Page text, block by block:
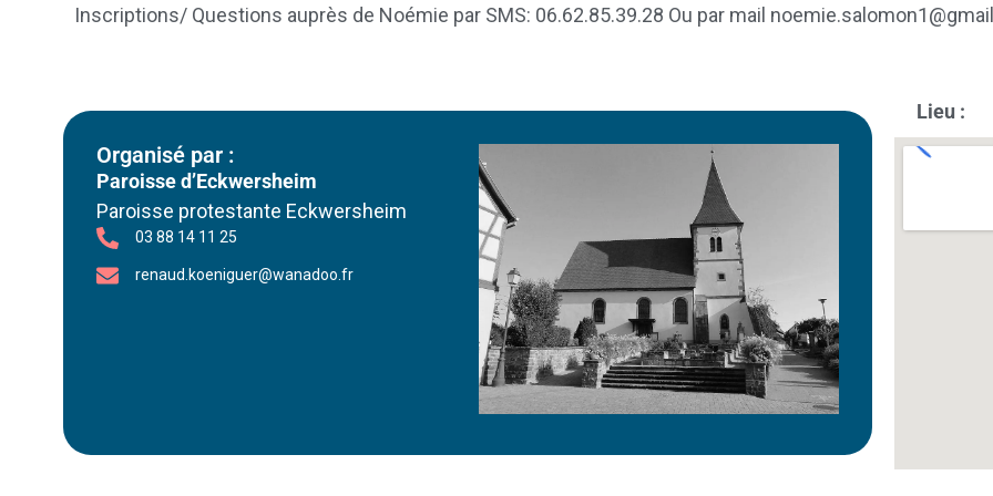
Inscriptions/ Questions auprès de Noémie par SMS: 06.62.85.39.28 Ou par mail
Organisé par :
Paroisse d’Eckwersheim
Paroisse protestante Eckwersheim
03 88 14 11 25
renaud.koeniguer@wanadoo.fr
Lieu :